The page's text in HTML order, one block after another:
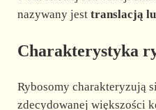
nazywany jest translacją
Charakterystyka
Rybosomy charakteryzują
zdecydowanej większości